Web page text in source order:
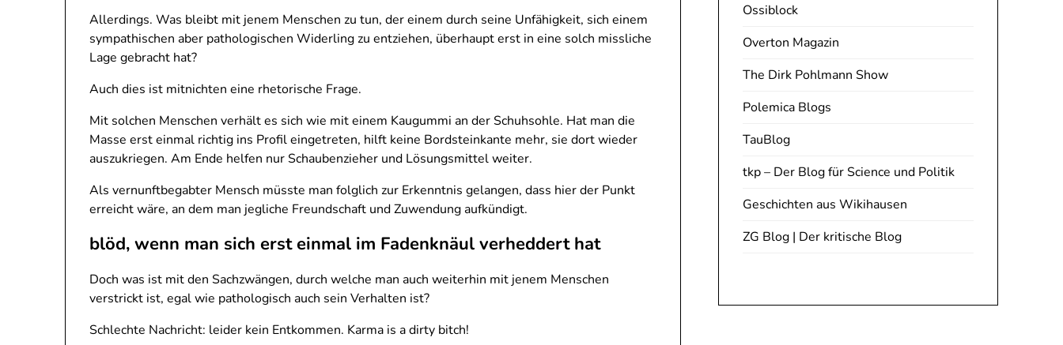
Allerdings. Was bleibt mit jenem Menschen zu tun, der einem durch seine Unfähigkeit, sich einem
sympathischen aber pathologischen Widerling zu entziehen, überhaupt erst in eine solch missliche
Lage gebracht hat?
Auch dies ist mitnichten eine rhetorische Frage.
Mit solchen Menschen verhält es sich wie mit einem Kaugummi an der Schuhsohle. Hat man die
Masse erst einmal richtig ins Profil eingetreten, hilft keine Bordsteinkante mehr, sie dort wieder
auszukriegen. Am Ende helfen nur Schaubenzieher und Lösungsmittel weiter.
Als vernunftbegabter Mensch müsste man folglich zur Erkenntnis gelangen, dass hier der Punkt
erreicht wäre, an dem man jegliche Freundschaft und Zuwendung aufkündigt.
blöd, wenn man sich erst einmal im Fadenknäul verheddert hat
Doch was ist mit den Sachzwängen, durch welche man auch weiterhin mit jenem Menschen
verstrickt ist, egal wie pathologisch auch sein Verhalten ist?
Schlechte Nachricht: leider kein Entkommen. Karma is a dirty bitch!
Ossiblock
Overton Magazin
The Dirk Pohlmann Show
Polemica Blogs
TauBlog
tkp – Der Blog für Science und Politik
Geschichten aus Wikihausen
ZG Blog | Der kritische Blog